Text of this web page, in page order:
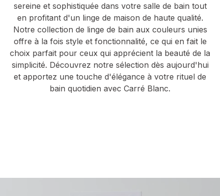
sereine et sophistiquée dans votre salle de bain tout
en profitant d'un linge de maison de haute qualité.
Notre collection de linge de bain aux couleurs unies
offre à la fois style et fonctionnalité, ce qui en fait le
choix parfait pour ceux qui apprécient la beauté de la
simplicité. Découvrez notre sélection dès aujourd'hui
et apportez une touche d'élégance à votre rituel de
bain quotidien avec Carré Blanc.